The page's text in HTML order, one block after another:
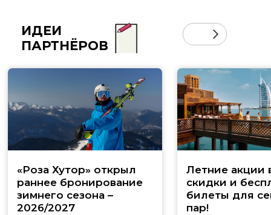
ИДЕИ
ПАРТНЁРОВ
«Роза Хутор» открыл
раннее бронирование
зимнего сезона –
2026/2027
Летние акции
скидки и
билеты для
пар!